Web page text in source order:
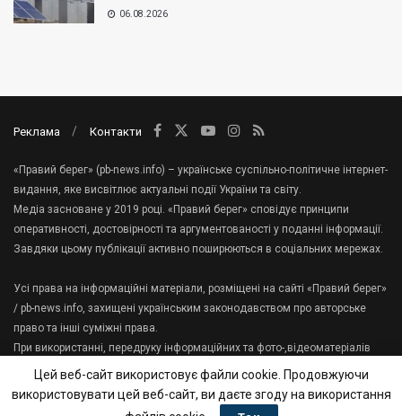
06.08.2026
Реклама Контакти
«Правий берег» (pb-news.info) – українське суспільно-політичне інтернет-
видання, яке висвітлює актуальні події України та світу.
Медіа засноване у 2019 році. «Правий берег» сповідує принципи
оперативності, достовірності та аргументованості у поданні інформації.
Завдяки цьому публікації активно поширюються в соціальних мережах.
Усі права на інформаційні матеріали, розміщені на сайті «Правий берег»
/ pb-news.info, захищені українським законодавством про авторське
право та інші суміжні права.
При використанні, передруку інформаційних та фото-,відеоматеріалів
сайту, гіперпосилання на «Правий берег» має міститися в першому
tenews.te.ua@gmail.com
Цей веб-сайт використовує файли cookie. Продовжуючи
використовувати цей веб-сайт, ви даєте згоду на використання